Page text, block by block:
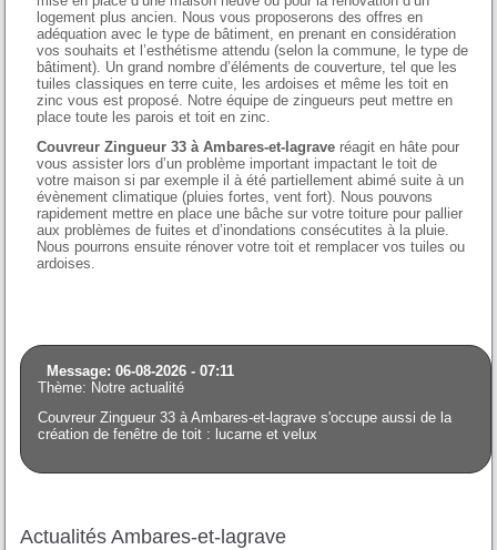
logement plus ancien. Nous vous proposerons des offres en
adéquation avec le type de bâtiment, en prenant en considération
vos souhaits et l’esthétisme attendu (selon la commune, le type de
bâtiment). Un grand nombre d’éléments de couverture, tel que les
tuiles classiques en terre cuite, les ardoises et même les toit en
zinc vous est proposé. Notre équipe de zingueurs peut mettre en
place toute les parois et toit en zinc.
Couvreur Zingueur 33 à Ambares-et-lagrave réagit en hâte pour
vous assister lors d’un problème important impactant le toit de
votre maison si par exemple il à été partiellement abimé suite à un
évènement climatique (pluies fortes, vent fort). Nous pouvons
rapidement mettre en place une bâche sur votre toiture pour pallier
aux problèmes de fuites et d’inondations consécutites à la pluie.
Nous pourrons ensuite rénover votre toit et remplacer vos tuiles ou
ardoises.
Message: 06-08-2026 - 07:11
Thème: Notre actualité
Couvreur Zingueur 33 à Ambares-et-lagrave s'occupe aussi de la
création de fenêtre de toit : lucarne et velux
Actualités Ambares-et-lagrave